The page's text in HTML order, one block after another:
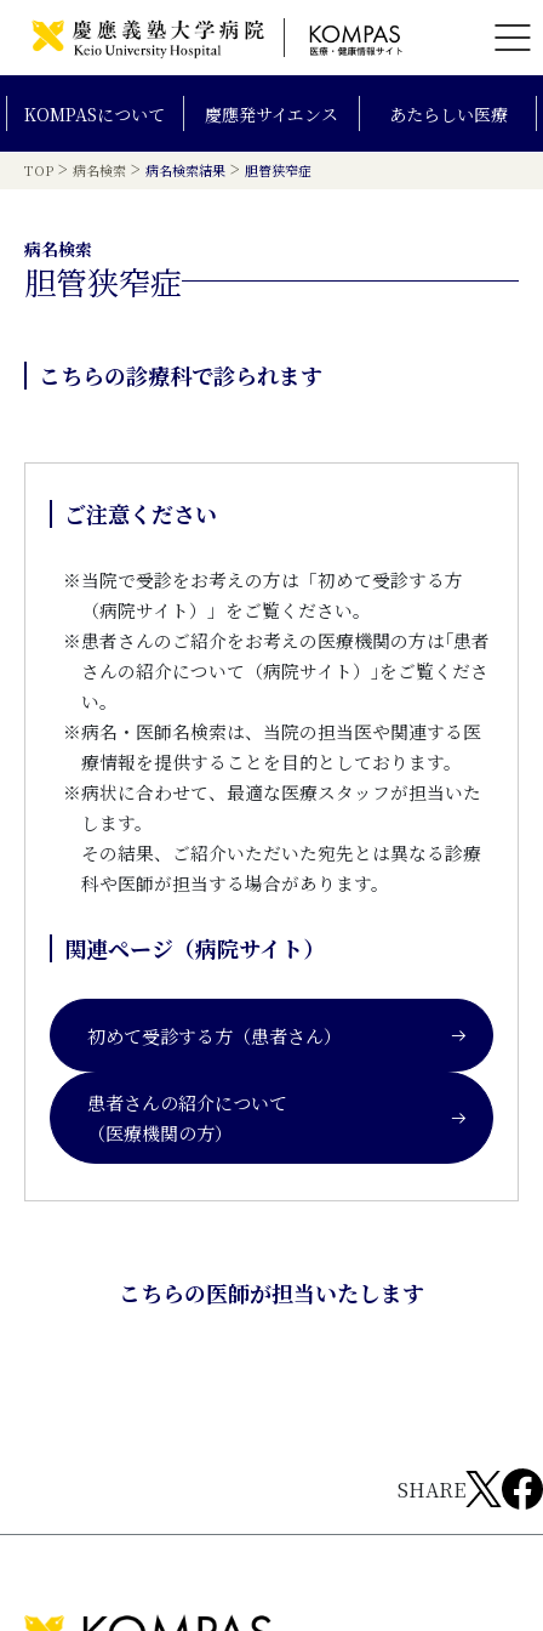
KOMPASについて 慶應発サイエンス あたらしい医療
TOP > 病名検索 > 病名検索結果 > 胆管狭窄症
病名検索
胆管狭窄症
こちらの診療科で診られます
ご注意ください
※当院で受診をお考えの方は「初めて受診する方
（病院サイト）」をご覧ください。
※患者さんのご紹介をお考えの医療機関の方は｢患者
さんの紹介について（病院サイト）｣をご覧くださ
い。
※病名・医師名検索は、当院の担当医や関連する医
療情報を提供することを目的としております。
※病状に合わせて、最適な医療スタッフが担当いた
します。
その結果、ご紹介いただいた宛先とは異なる診療
科や医師が担当する場合があります。
関連ページ（病院サイト）
初めて受診する方（患者さん）
患者さんの紹介について
（医療機関の方）
こちらの医師が担当いたします
SHARE